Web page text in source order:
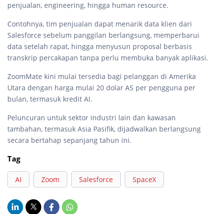
penjualan, engineering, hingga human resource.
Contohnya, tim penjualan dapat menarik data klien dari
Salesforce sebelum panggilan berlangsung, memperbarui
data setelah rapat, hingga menyusun proposal berbasis
transkrip percakapan tanpa perlu membuka banyak aplikasi.
ZoomMate kini mulai tersedia bagi pelanggan di Amerika
Utara dengan harga mulai 20 dolar AS per pengguna per
bulan, termasuk kredit AI.
Peluncuran untuk sektor industri lain dan kawasan
tambahan, termasuk Asia Pasifik, dijadwalkan berlangsung
secara bertahap sepanjang tahun ini.
Tag
AI Zoom Salesforce SpaceX